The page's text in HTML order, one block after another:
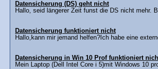
Datensicherung (DS) geht nicht
Hallo, seid längerer Zeit funst die DS nicht mehr.
Datensicherung funktioniert nicht
Hallo,kann mir jemand helfen?Ich habe eine
Datensicherung in Win 10 Prof funktioniert
Mein Laptop (Dell Intel Core i 5)mit Windows 10